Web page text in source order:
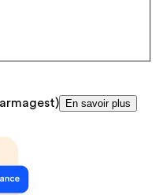
En savoir plus